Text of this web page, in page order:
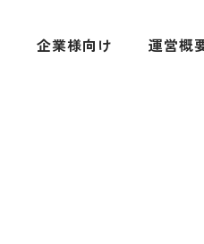
企業様向け 運営概